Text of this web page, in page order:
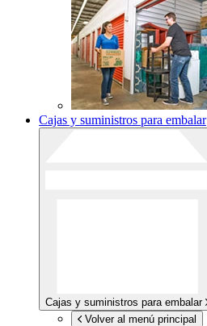
Cajas y suministros para embalar
Cajas y suministros para embalar
Volver al menú principal